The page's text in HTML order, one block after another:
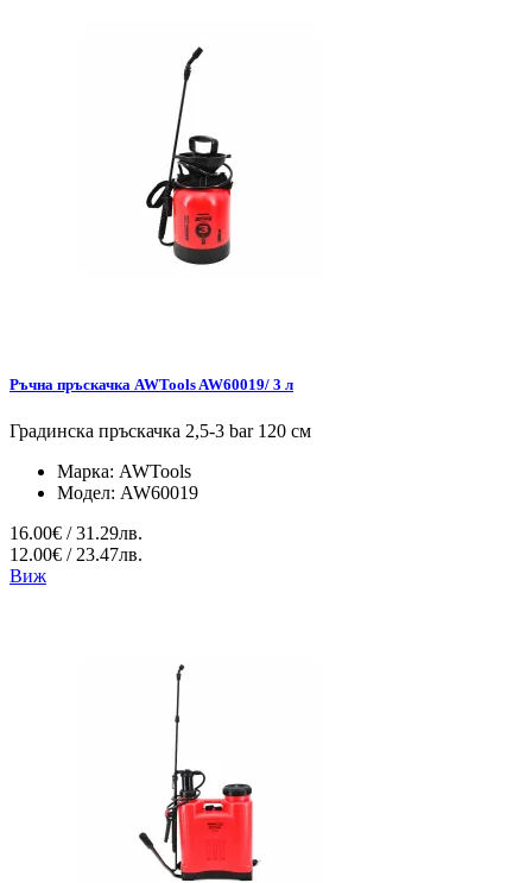
Ръчна пръскачка AWTools AW60019/ 3 л
Градинска пръскачка 2,5-3 bar 120 см
Марка: AWTools
Модел: AW60019
16.00€ / 31.29лв.
12.00€ / 23.47лв.
Виж